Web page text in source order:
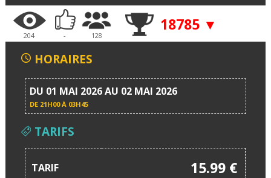
204 - 128
18785 ▼
HORAIRES
DU 01 MAI 2026 AU 02 MAI 2026
DE 21H00 À 03H45
TARIFS
TARIF 15.99 €